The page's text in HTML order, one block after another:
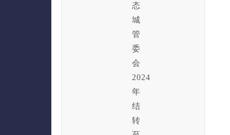
态
城
管
委
会
2024
年
结
转